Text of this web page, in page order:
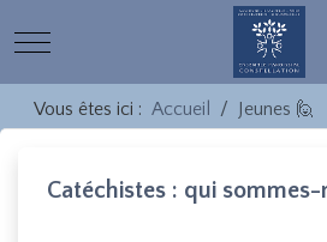
Mobile Menu Toggle
Vous êtes ici : Accueil Jeunes 🙋
Catéchistes : qui sommes-